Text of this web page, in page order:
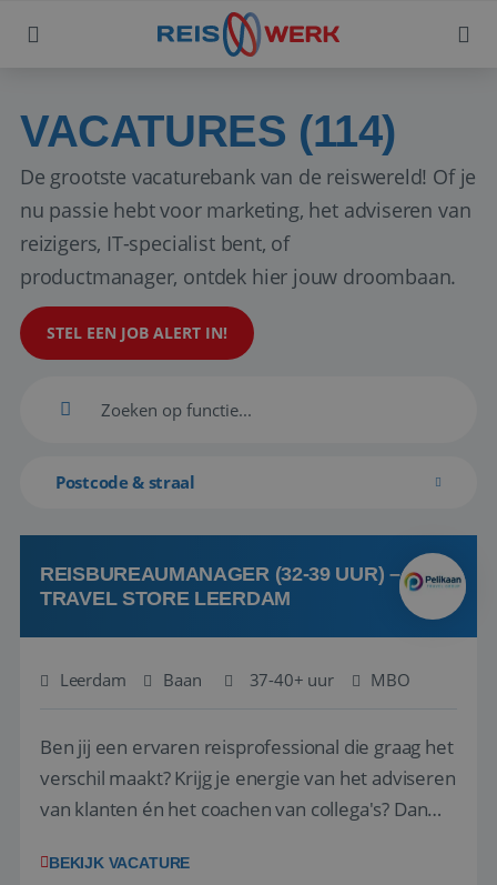
VACATURES (114)
De grootste vacaturebank van de reiswereld! Of je
nu passie hebt voor marketing, het adviseren van
reizigers, IT-specialist bent, of
productmanager, ontdek hier jouw droombaan.
STEL EEN JOB ALERT IN!
Postcode & straal
REISBUREAUMANAGER (32-39 UUR) –
TRAVEL STORE LEERDAM
Leerdam Baan 37-40+ uur MBO
Ben jij een ervaren reisprofessional die graag het
verschil maakt? Krijg je energie van het adviseren
van klanten én het coachen van collega's? Dan
(onderdeel van Pelikaan Travel Group) zoeken
BEKIJK VACATURE